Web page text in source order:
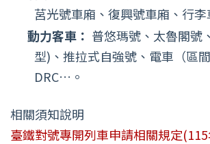
莒光號車廂、復興號車廂、行
動力客車： 普悠瑪號、太魯閣號
型)、推拉式自強號、電車（區
DRC…。
相關須知說明
臺鐵對號專開列車申請相關規定